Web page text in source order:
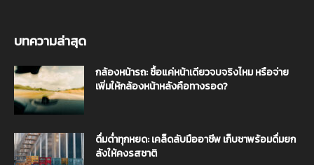
บทความล่าสุด
กล้องหน้ารถ: ซื้อแค่หน้าเดียวจบจริงไหม หรือจ่าย
เพิ่มให้กล้องหน้าหลังคือทางรอด?
ดื่มด่ำทุกหยด: เคล็ดลับมืออาชีพ เก็บชาพร้อมดื่มยก
ลังให้คงรสชาติ